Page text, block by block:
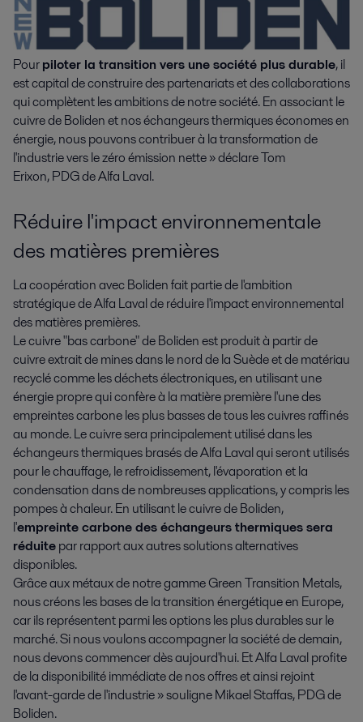
Pourpiloter la transition vers une société plus durable, il
est capital de construire des partenariats et des collaborations
qui complètent les ambitions de notre société. En associant le
cuivre de Boliden et nos échangeurs thermiques économes en
énergie, nous pouvons contribuer à la transformation de
l'industrie vers le zéro émission nette » déclare Tom
Erixon, PDG de Alfa Laval.
Réduire l'impact environnementale
des matières premières
La coopération avec Boliden fait partie de l'ambition
stratégique de Alfa Laval de réduire l'impact environnemental
des matières premières.
Le cuivre "bas carbone" de Boliden est produit à partir de
cuivre extrait de mines dans le nord de la Suède et de matériau
recyclé comme les déchets électroniques, en utilisant une
énergie propre qui confère à la matière première l'une des
empreintes carbone les plus basses de tous les cuivres raffinés
au monde. Le cuivre sera principalement utilisé dans les
échangeurs thermiques brasés de Alfa Laval qui seront utilisés
pour le chauffage, le refroidissement, l'évaporation et la
condensation dans de nombreuses applications, y compris les
pompes à chaleur. En utilisant le cuivre de Boliden,
l'empreinte carbone des échangeurs thermiques sera
réduitepar rapport aux autres solutions alternatives
disponibles.
Grâce aux métaux de notre gamme Green Transition Metals,
nous créons les bases de la transition énergétique en Europe,
car ils représentent parmi les options les plus durables sur le
marché. Si nous voulons accompagner la société de demain,
nous devons commencer dès aujourd'hui. Et Alfa Laval profite
de la disponibilité immédiate de nos offres et ainsi rejoint
l'avant-garde de l'industrie » souligne Mikael Staffas, PDG de
Boliden.